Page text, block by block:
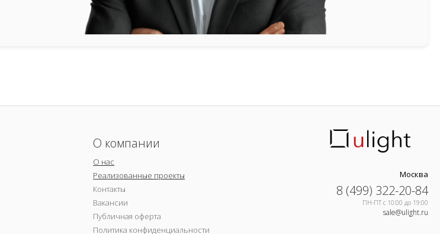
О компании
О нас
Реализованные проекты
Контакты
Вакансии
Публичная оферта
Политика конфиденциальности
Москва
8 (499) 322-20-84
ПН-ПТ c 10:00 до 19:00
sale@ulight.ru